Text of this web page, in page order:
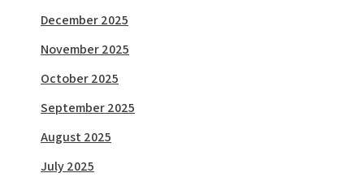
December 2025
November 2025
October 2025
September 2025
August 2025
July 2025